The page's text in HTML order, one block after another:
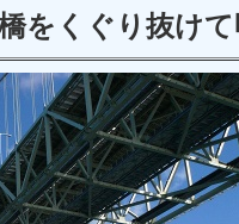
をくぐり抜け